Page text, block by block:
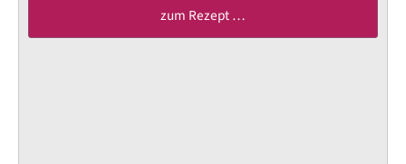
zum Rezept …